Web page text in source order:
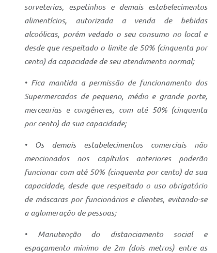
sorveterias, espetinhos e demais estabelecimentos
alimentícios, autorizada a venda de bebidas
alcoólicas, porém vedado o seu consumo no local e
desde que respeitado o limite de 50% (cinquenta por
cento) da capacidade de seu atendimento normal;
• Fica mantida a permissão de funcionamento dos
Supermercados de pequeno, médio e grande porte,
mercearias e congêneres, com até 50% (cinquenta
por cento) da sua capacidade;
• Os demais estabelecimentos comerciais não
mencionados nos capítulos anteriores poderão
funcionar com até 50% (cinquenta por cento) da sua
capacidade, desde que respeitado o uso obrigatório
de máscaras por funcionários e clientes, evitando-se
a aglomeração de pessoas;
• Manutenção do distanciamento social e
espaçamento mínimo de 2m (dois metros) entre as